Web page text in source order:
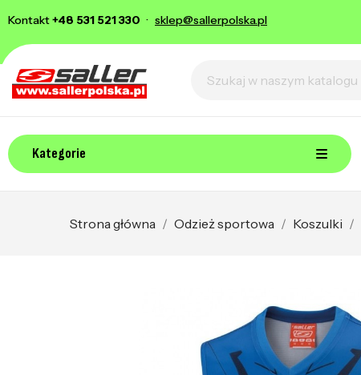
Kontakt+48 531 521 330 · sklep@sallerpolska.pl
Kategorie
Strona główna Odzież sportowa Koszulki